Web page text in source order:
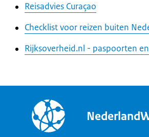
Reisadvies Curaçao
Checklist voor reizen buiten
Rijksoverheid.nl - paspoorten